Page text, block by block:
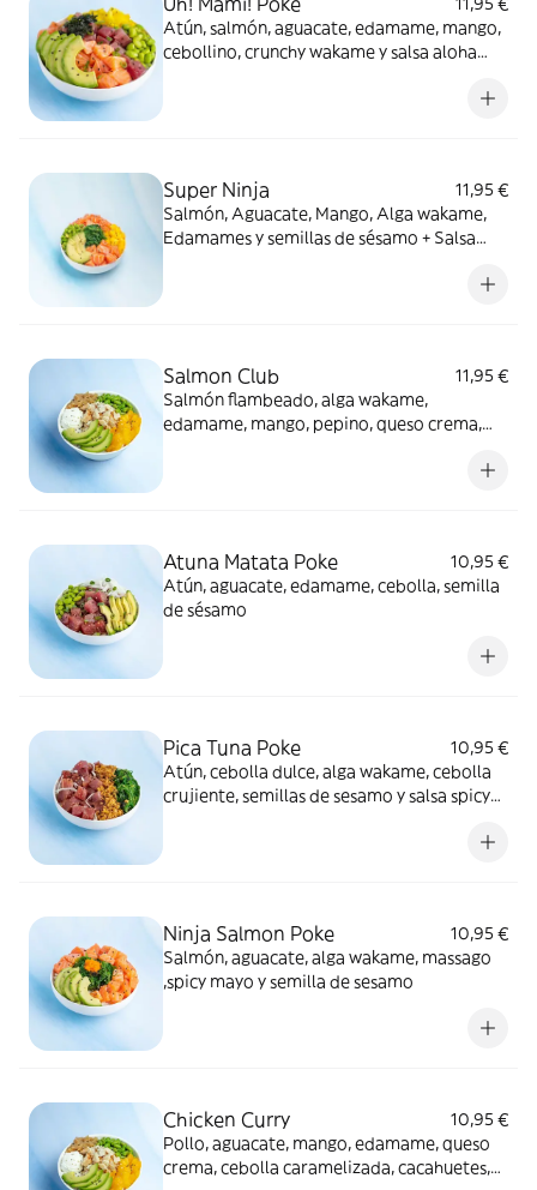
Atún, salmón, aguacate, edamame, mango,
cebollino, crunchy wakame y salsa aloha
Super Ninja
11,95 €
Salmón, Aguacate, Mango, Alga wakame,
Edamames y semillas de sésamo + Salsa
Salmon Club
11,95 €
Salmón flambeado, alga wakame,
edamame, mango, pepino, queso crema,
Atuna Matata Poke
10,95 €
Atún, aguacate, edamame, cebolla, semilla
de sésamo
Pica Tuna Poke
10,95 €
Atún, cebolla dulce, alga wakame, cebolla
crujiente, semillas de sesamo y salsa spicy
Ninja Salmon Poke
10,95 €
Salmón, aguacate, alga wakame, massago
,spicy mayo y semilla de sesamo
Chicken Curry
10,95 €
Pollo, aguacate, mango, edamame, queso
crema, cebolla caramelizada, cacahuetes,